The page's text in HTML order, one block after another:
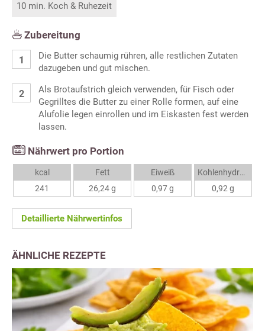
10 min. Koch & Ruhezeit
Zubereitung
Die Butter schaumig rühren, alle restlichen Zutaten
dazugeben und gut mischen.
Als Brotaufstrich gleich verwenden, für Fisch oder
Gegrilltes die Butter zu einer Rolle formen, auf eine
Alufolie legen einrollen und im Eiskasten fest werden
lassen.
Nährwert pro Portion
kcal
241
Fett
26,24 g
Eiweiß
0,97 g
Kohlenhydrate
0,92 g
Detaillierte Nährwertinfos
ÄHNLICHE REZEPTE